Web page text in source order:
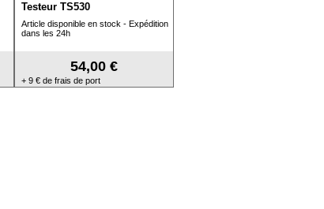
Testeur TS530
Article disponible en stock - Expédition
dans les 24h
54,00 €
+ 9 € de frais de port